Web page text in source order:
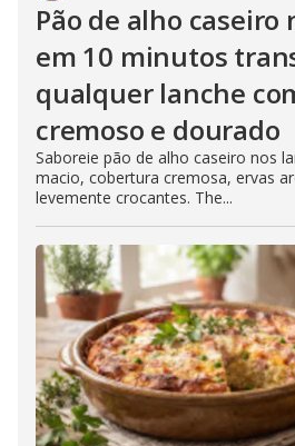
Pão de alho
em 10 minutos
qualquer lanche
cremoso e dourado
Saboreie pão de alho caseiro nos
macio, cobertura cremosa, ervas
levemente crocantes. The...